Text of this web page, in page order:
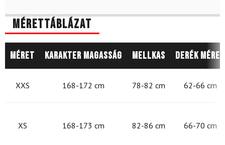
Mérettáblázat
Méret Karakter magasság Mellkas Derék méret
XXS 168-172 cm 78-82 cm 62-66 cm
XS 168-173 cm 82-86 cm 66-70 cm